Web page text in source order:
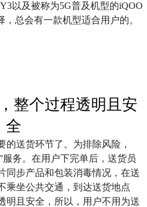
以及被称为5G普及机型的iQOO
，总会有一款机型适合用户的。
整个过程透明且安
全
的送货环节了。为排除风险，
务。在用户下完单后，送货员
同步产品和包装消毒情况，在送
乘坐公共交通，到达送货地点
明且安全，所以，用户不用为送